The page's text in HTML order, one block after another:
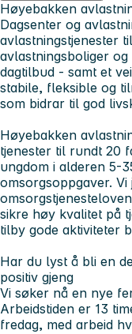
Høyebakken
Dagsenter og
avlastningstjenester
avlastningsboliger
dagtilbud - samt et
stabile, fleksible og
som bidrar til god
Høyebakken
tjenester til rundt 20
ungdom i alderen 5-
omsorgsoppgaver.
sikre høy kvalitet på
tilby gode aktiviteter
Har du lyst å bli en
positiv gjeng
Vi søker nå en nye
Arbeidstiden er 13
fredag, med arbeid